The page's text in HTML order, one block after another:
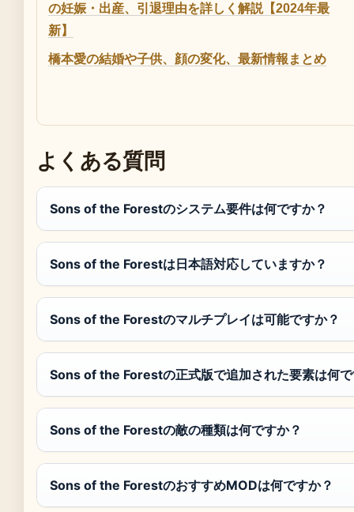
の妊娠・出産、引退理由を詳しく解説【2024年最
新】
橋本愛の結婚や子供、顔の変化、最新情報まとめ
よくある質問
Sons of the Forestのシステム要件は何ですか？
Sons of the Forestは日本語対応していますか？
Sons of the Forestのマルチプレイは可能ですか？
Sons of the Forestの正式版で追加された要素は何
Sons of the Forestの敵の種類は何ですか？
Sons of the ForestのおすすめMODは何ですか？